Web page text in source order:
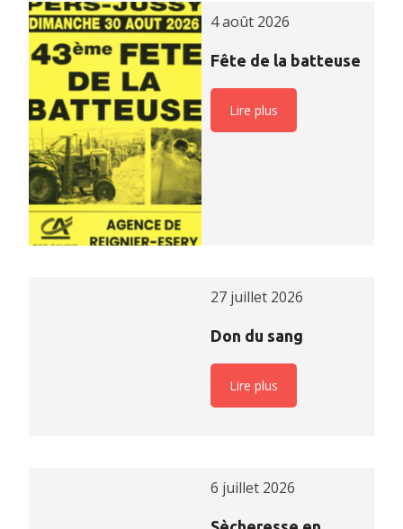
4 août 2026
Fête de la batteuse
Lire plus
27 juillet 2026
Don du sang
Lire plus
6 juillet 2026